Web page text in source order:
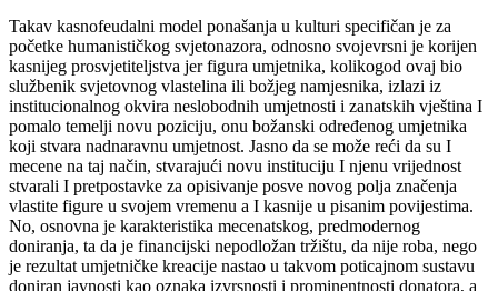
Takav kasnofeudalni model ponašanja u kulturi specifičan je za
početke humanističkog svjetonazora, odnosno svojevrsni je korijen
kasnijeg prosvjetiteljstva jer figura umjetnika, kolikogod ovaj bio
službenik svjetovnog vlastelina ili božjeg namjesnika, izlazi iz
institucionalnog okvira neslobodnih umjetnosti i zanatskih vještina I
pomalo temelji novu poziciju, onu božanski određenog umjetnika
koji stvara nadnaravnu umjetnost. Jasno da se može reći da su I
mecene na taj način, stvarajući novu instituciju I njenu vrijednost
stvarali I pretpostavke za opisivanje posve novog polja značenja
vlastite figure u svojem vremenu a I kasnije u pisanim povijestima.
No, osnovna je karakteristika mecenatskog, predmodernog
doniranja, ta da je financijski nepodložan tržištu, da nije roba, nego
je rezultat umjetničke kreacije nastao u takvom poticajnom sustavu
doniran javnosti kao oznaka izvrsnosti i prominentnosti donatora, a